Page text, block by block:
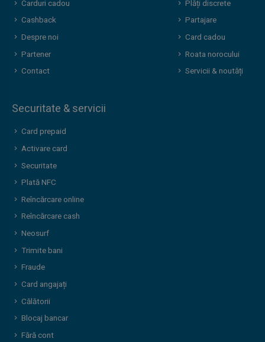
Carduri cadou
Cashback
Despre noi
Partener
Contact
Plăți discrete
Partajare
Card cadou
Roata norocului
Servicii & noutăți
Securitate & servicii
Card prepaid
Activare card
Securitate
Plată NFC
Reîncărcare online
Reîncărcare cash
Neosurf
Trimite bani
Fraude
Card angajați
Călătorii
Blocaj bancar
Fără cont